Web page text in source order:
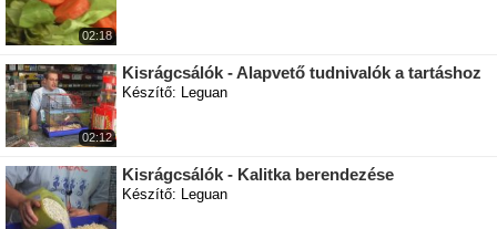
02:18
02:12
Kisrágcsálók - Alapvető tudnivalók a tartáshoz
Készítő: Leguan
Kisrágcsálók - Kalitka berendezése
Készítő: Leguan